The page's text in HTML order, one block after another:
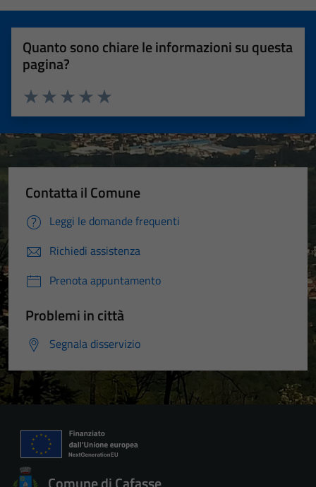
Quanto sono chiare le informazioni su questa
pagina?
Valuta 5 stelle su 5
Valuta 4 stelle su 5
Valuta 3 stelle su 5
Valuta 2 stelle su 5
Valuta 1 stelle su 5
Contatta il Comune
Leggi le domande frequenti
Richiedi assistenza
Prenota appuntamento
Problemi in città
Segnala disservizio